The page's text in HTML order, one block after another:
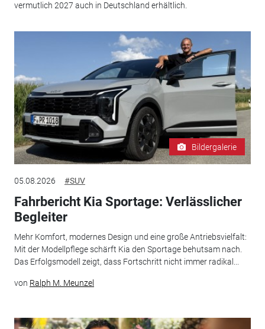
vermutlich 2027 auch in Deutschland erhältlich.
Bildergalerie
05.08.2026 #SUV
Fahrbericht Kia Sportage: Verlässlicher
Begleiter
Mehr Komfort, modernes Design und eine große Antriebsvielfalt:
Mit der Modellpflege schärft Kia den Sportage behutsam nach.
Das Erfolgsmodell zeigt, dass Fortschritt nicht immer radikal...
von Ralph M. Meunzel